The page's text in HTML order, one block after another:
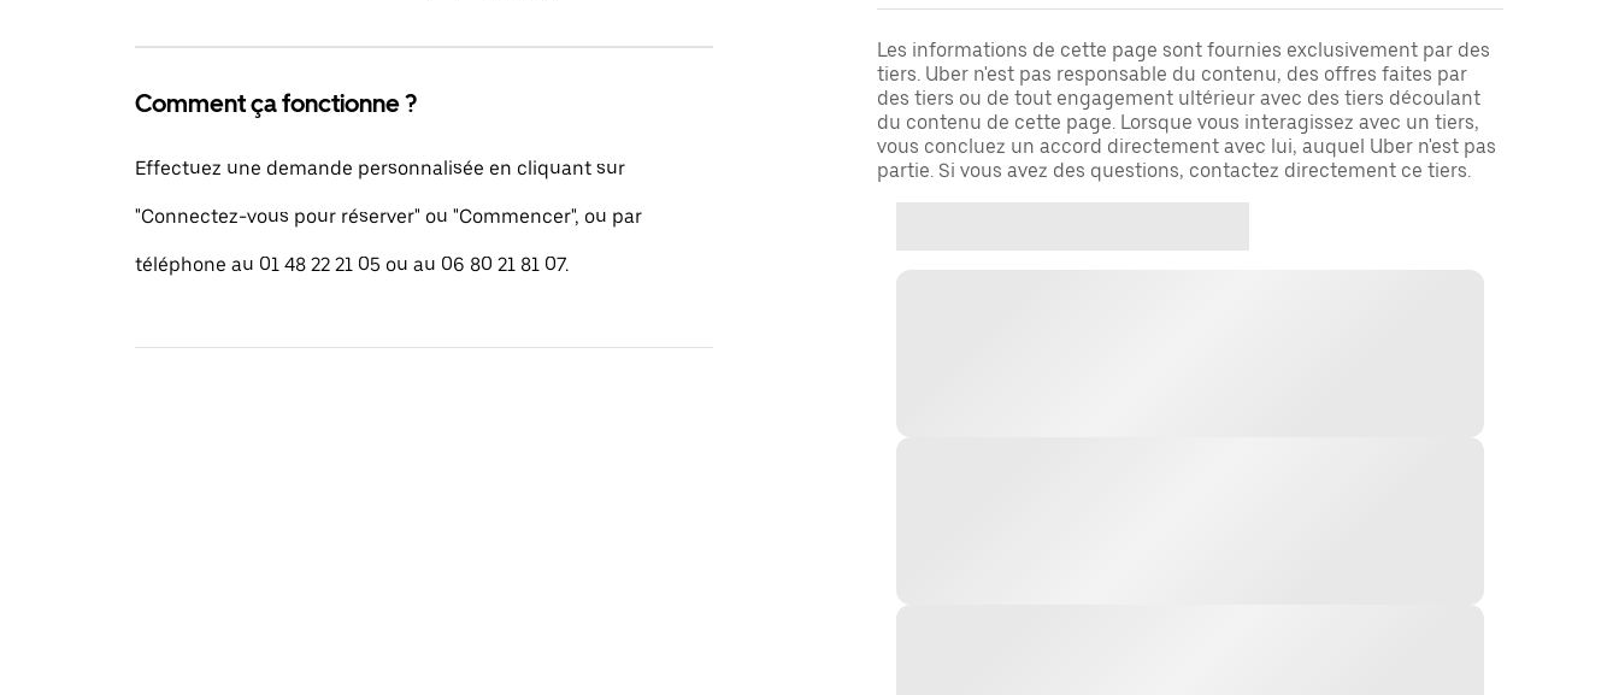
Comment ça fonctionne ?
Effectuez une demande personnalisée en cliquant sur
"Connectez-vous pour réserver" ou "Commencer", ou par
téléphone au 01 48 22 21 05 ou au 06 80 21 81 07.
Les informations de cette page sont fournies exclusivement par des
tiers. Uber n'est pas responsable du contenu, des offres faites par
des tiers ou de tout engagement ultérieur avec des tiers découlant
du contenu de cette page. Lorsque vous interagissez avec un tiers,
vous concluez un accord directement avec lui, auquel Uber n'est pas
partie. Si vous avez des questions, contactez directement ce tiers.